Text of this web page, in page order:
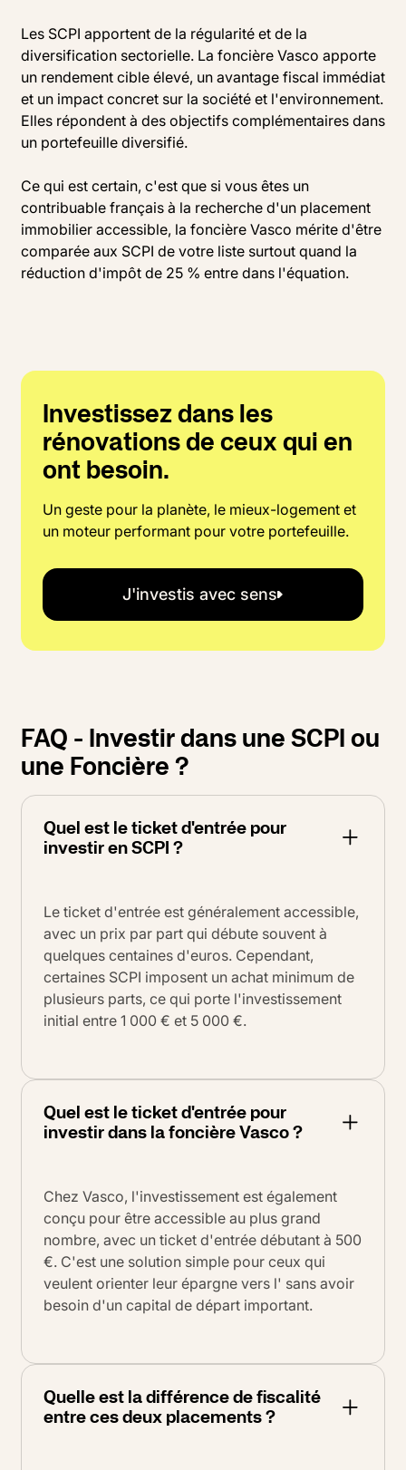
Les SCPI apportent de la régularité et de la
diversification sectorielle. La foncière Vasco apporte
un rendement cible élevé, un avantage fiscal immédiat
et un impact concret sur la société et l'environnement.
Elles répondent à des objectifs complémentaires dans
un portefeuille diversifié.
Ce qui est certain, c'est que si vous êtes un
contribuable français à la recherche d'un placement
immobilier accessible, la foncière Vasco mérite d'être
comparée aux SCPI de votre liste surtout quand la
réduction d'impôt de 25 % entre dans l'équation.
Investissez dans les
rénovations de ceux qui en
ont besoin.
Un geste pour la planète, le mieux-logement et
un moteur performant pour votre portefeuille.
J'investis avec sens
FAQ - Investir dans une SCPI ou
une Foncière ?
Quel est le ticket d'entrée pour
investir en SCPI ?
Le ticket d'entrée est généralement accessible,
avec un prix par part qui débute souvent à
quelques centaines d'euros. Cependant,
certaines SCPI imposent un achat minimum de
plusieurs parts, ce qui porte l'investissement
initial entre 1 000 € et 5 000 €.
Quel est le ticket d'entrée pour
investir dans la foncière Vasco ?
Chez Vasco, l'investissement est également
conçu pour être accessible au plus grand
nombre, avec un ticket d'entrée débutant à 500
€. C'est une solution simple pour ceux qui
veulent orienter leur épargne vers l' sans avoir
besoin d'un capital de départ important.
Quelle est la différence de fiscalité
entre ces deux placements ?